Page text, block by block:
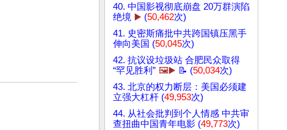
40. 中国影视彻底崩盘 20万群演陷
绝境 ▶️ (50,462次)
41. 史密斯痛批中共跨国镇压黑手
伸向美国 (50,045次)
42. 抗议设垃圾站 合肥民众取得
“罕见胜利” 🖼️▶️ 📝 (50,034次)
43. 北京的权力断层：美国必须建
立强大杠杆 (49,953次)
44. 从社会批判到个人情感 中共审
查扭曲中国青年电影 (49,773次)